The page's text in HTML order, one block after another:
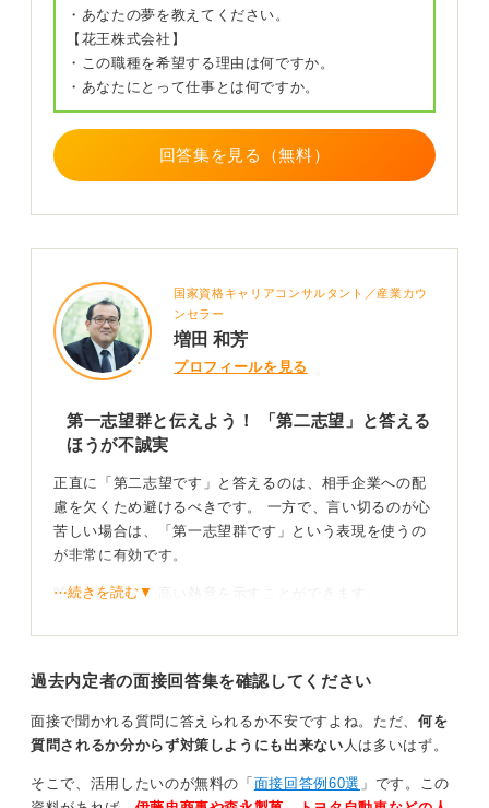
あなたの真摯な姿勢が面接官の心を動かし、納得のいく
結果を引き寄せます。自分を信じて、一歩も引かずに想
いをぶつけてくださいね。
・あなたの夢を教えてください。
【花王株式会社】
・この職種を希望する理由は何ですか。
・あなたにとって仕事とは何ですか。
回答集を見る（無料）
国家資格キャリアコンサルタント／産業カウ
ンセラー
増田 和芳
プロフィールを見る
第一志望群と伝えよう！ 「第二志望」と答える
ほうが不誠実
正直に「第二志望です」と答えるのは、相手企業への配
慮を欠くため避けるべきです。 一方で、言い切るのが心
苦しい場合は、「第一志望群です」という表現を使うの
が非常に有効です。
嘘をつかずに、高い熱意を示すことができます。
「御社は第一志望のグループの一つであり、特に〇〇と
いう点において魅力を感じています」と伝えることで、
⋯続きを読む▼
過去内定者の面接回答集を確認してください
面接で聞かれる質問に答えられるか不安ですよね。ただ、 何を
質問されるか分からず対策しようにも出来ない 人は多いはず。
そこで、活用したいのが無料の「 面接回答例60選 」です。この